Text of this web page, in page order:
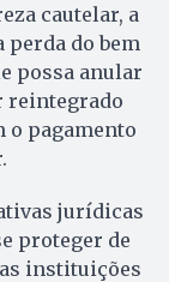
cautelar, a
perda do bem
possa anular
reintegrado
o pagamento
jurídicas
proteger de
instituições